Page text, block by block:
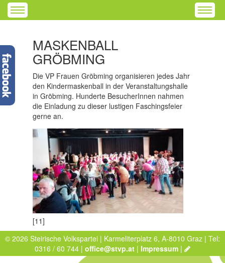
MASKENBALL
GRÖBMING
Die VP Frauen Gröbming organisieren jedes Jahr
den Kindermaskenball in der Veranstaltungshalle
in Gröbming. Hunderte BesucherInnen nahmen
die Einladung zu dieser lustigen Faschingsfeier
gerne an.
[11]
© 2026 Steirische Volkspartei | Karmeliterplatz 6, A-8010 Graz | Tel:
0316 / 60 744 | office@stvp.at | Impressum |